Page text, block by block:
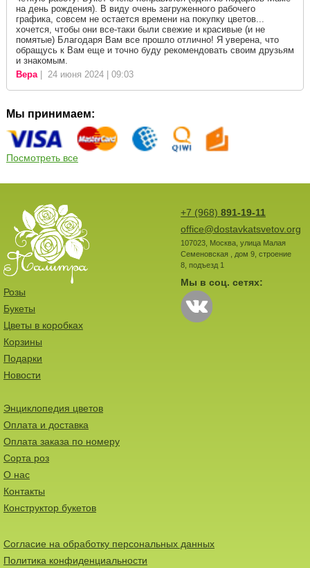
на день рождения). В виду очень загруженного рабочего
графика, совсем не остается времени на покупку цветов...
хочется, чтобы они все-таки были свежие и красивые (и не
помятые) Благодаря Вам все прошло отлично! Я уверена, что
обращусь к Вам еще и точно буду рекомендовать своим друзьям
и знакомым.
Вера| 24 июня 2024 | 09:03
Мы принимаем:
Посмотреть все
+7 (968) 891-19-11
office@dostavkatsvetov.org
107023, Москва, улица Малая
Семеновская , дом 9, строение
8, подъезд 1
Мы в соц. сетях:
Розы
Букеты
Цветы в коробках
Корзины
Подарки
Новости
Энциклопедия цветов
Оплата и доставка
Оплата заказа по номеру
Сорта роз
О нас
Контакты
Конструктор букетов
Согласие на обработку персональных данных
Политика конфиденциальности